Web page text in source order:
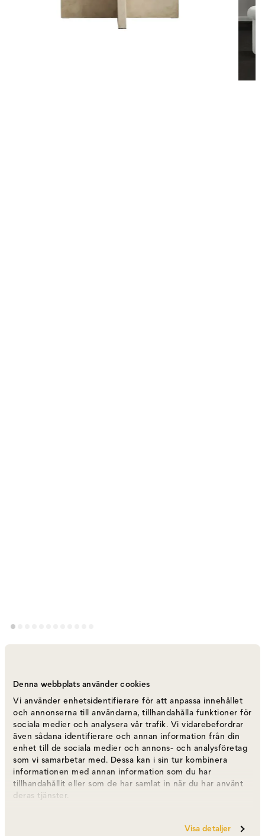
Denna webbplats använder cookies
Vi använder enhetsidentifierare för att anpassa innehållet
och annonserna till användarna, tillhandahålla funktioner för
sociala medier och analysera vår trafik. Vi vidarebefordrar
även sådana identifierare och annan information från din
enhet till de sociala medier och annons- och analysföretag
som vi samarbetar med. Dessa kan i sin tur kombinera
informationen med annan information som du har
tillhandahållit eller som de har samlat in när du har använt
deras tjänster.
Visa detaljer
Välj färgSand
Sand 6 595 kr
Bone White